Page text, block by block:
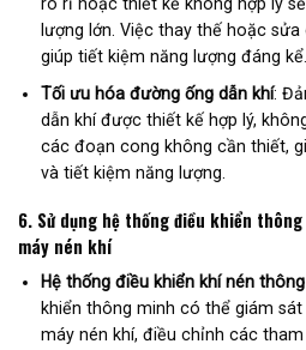
rò rỉ hoặc thiết kế không hợp lý
lượng lớn. Việc thay thế hoặc
giúp tiết kiệm năng lượng đáng kể.
Tối ưu hóa đường ống dẫn khí:
dẫn khí được thiết kế hợp lý,
các đoạn cong không cần thiết,
và tiết kiệm năng lượng.
6. Sử dụng hệ thống điều khiển
máy nén khí
Hệ thống điều khiển khí nén
khiển thông minh có thể giám
máy nén khí, điều chỉnh các